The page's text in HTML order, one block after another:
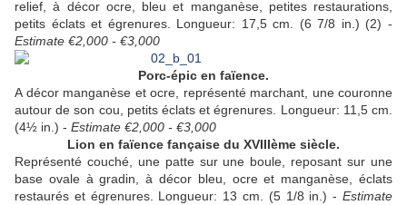
relief, à décor ocre, bleu et manganèse, petites restaurations,
petits éclats et égrenures. Longueur: 17,5 cm. (6 7/8 in.) (2) -
Estimate €2,000 - €3,000
Porc-épic en faïence.
A décor manganèse et ocre, représenté marchant, une couronne
autour de son cou, petits éclats et égrenures. Longueur: 11,5 cm.
(4½ in.) - Estimate €2,000 - €3,000
Lion en faïence fançaise du XVIIIème siècle.
Représenté couché, une patte sur une boule, reposant sur une
base ovale à gradin, à décor bleu, ocre et manganèse, éclats
restaurés et égrenures. Longueur: 13 cm. (5 1/8 in.) - Estimate